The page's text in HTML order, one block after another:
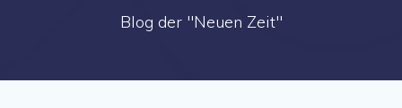
Blog der "Neuen Zeit"